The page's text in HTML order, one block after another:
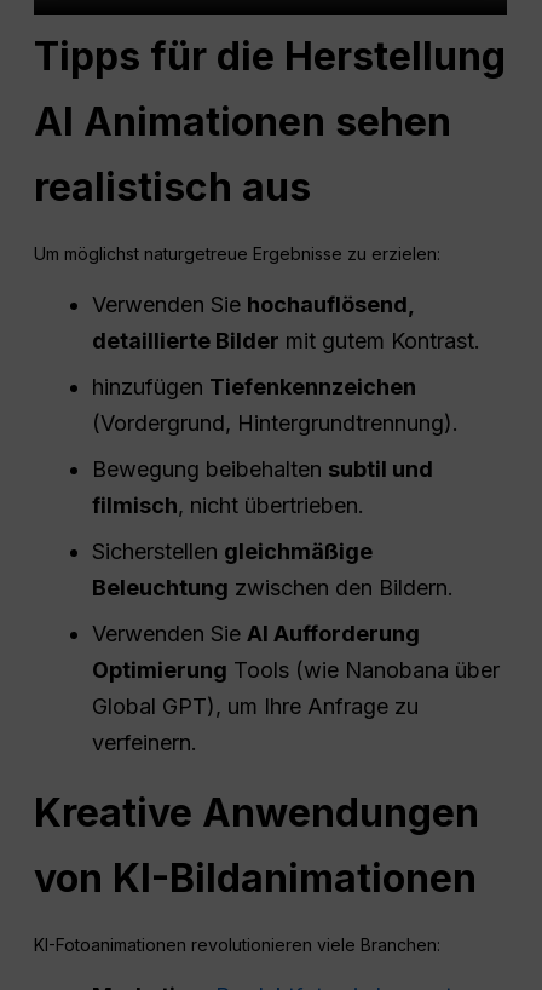
Tipps für die Herstellung
AI Animationen sehen
realistisch aus
Um möglichst naturgetreue Ergebnisse zu erzielen:
Verwenden Sie hochauflösend
detaillierte Bilder mit gutem Kontrast.
hinzufügen Tiefenkennzeichen
(Vordergrund, Hintergrundtrennung).
Bewegung beibehalten subtil und
filmisch, nicht übertrieben.
Sicherstellen gleichmäßige
Beleuchtung zwischen den Bildern.
Verwenden Sie AI Aufforderung
Optimierung Tools (wie Nanobana über
Global GPT), um Ihre Anfrage zu
verfeinern.
Kreative Anwendungen
von KI-Bildanimationen
KI-Fotoanimationen revolutionieren viele Branchen: